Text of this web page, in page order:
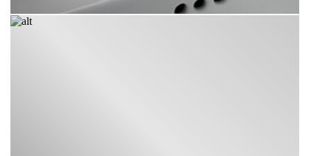
ПЛИТКА DEVON&DEVON